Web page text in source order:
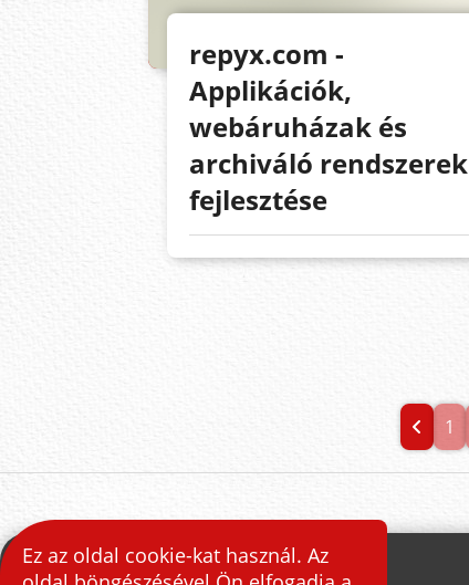
repyx.com -
Applikációk,
webáruházak és
archiváló rendszerek
fejlesztése
1
Ez az oldal cookie-kat használ. Az